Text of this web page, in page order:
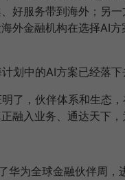
好服务带到海外；另
外金融机构在选择AI
划中的AI方案已经落
了，伙伴体系和生态
融入业务、通达天下，
华为全球金融伙伴周，